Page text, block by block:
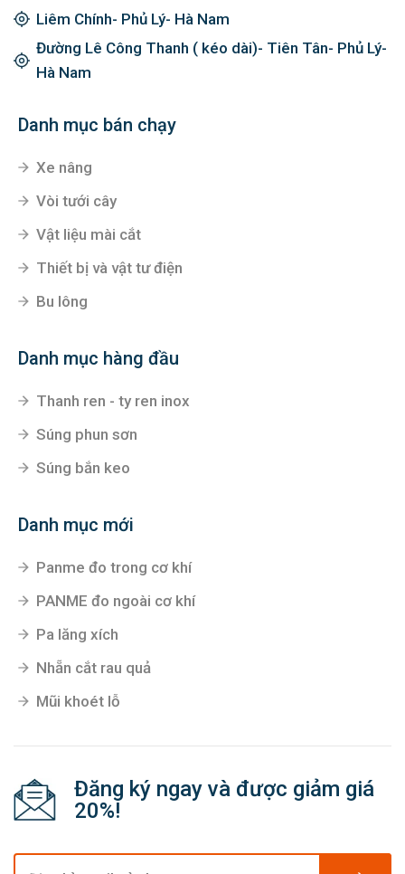
Liêm Chính- Phủ Lý- Hà Nam
Đường Lê Công Thanh ( kéo dài)- Tiên Tân- Phủ Lý-
Hà Nam
Danh mục bán chạy
Xe nâng
Vòi tưới cây
Vật liệu mài cắt
Thiết bị và vật tư điện
Bu lông
Danh mục hàng đầu
Thanh ren - ty ren inox
Súng phun sơn
Súng bắn keo
Danh mục mới
Panme đo trong cơ khí
PANME đo ngoài cơ khí
Pa lăng xích
Nhẵn cắt rau quả
Mũi khoét lỗ
Đăng ký ngay và được giảm giá
20%!